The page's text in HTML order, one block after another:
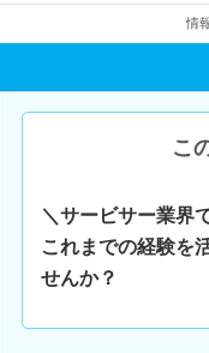
情
こ
＼サービサー業界
これまでの経験を
せんか？